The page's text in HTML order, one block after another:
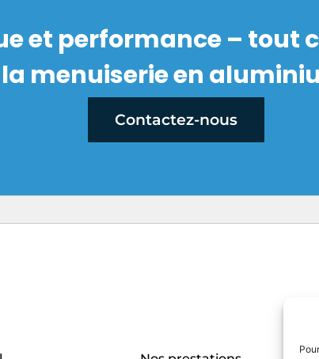
et performance – tout
menuiserie en
Contactez-nous